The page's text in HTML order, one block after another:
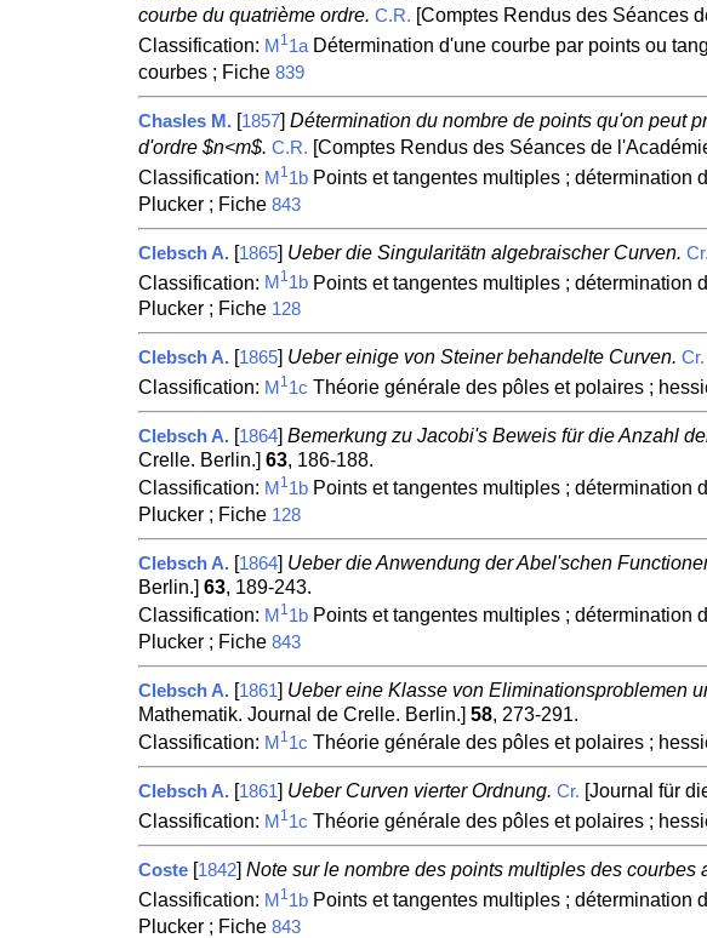
courbe du quatrième ordre. C.R. [Comptes Rendus des Séances
Classification: M 1 1aDétermination d'une courbe par points ou
courbes ; Fiche 839
Chasles M. [1857] Détermination du nombre de points qu'on peut
d'ordre $n<m$. C.R. [Comptes Rendus des Séances de
Classification: M1 1bPoints et tangentes multiples ; détermination
Plucker ; Fiche 843
Clebsch A. [1865] Ueber die Singularitätn algebraischer Curven. Cr.
Classification: M 11bPoints et tangentes multiples ; détermination
Plucker ; Fiche 128
Clebsch A. 1865] Ueber einige von Steiner behandelte Curven. Cr.
Classification: M 11c Théorie générale des pôles et polaires ;
Clebsch A. [1864] Bemerkung zu Jacobi's Beweis für die Anzahl
Crelle. Berlin.] 63, 186-188.
Classification: M 11bPoints et tangentes multiples ; détermination
Plucker ; Fiche 128
Clebsch A. [1864] Ueber die Anwendung der Abel'schen
Berlin.] 63, 189-243.
Classification: M 11bPoints et tangentes multiples ; détermination
Plucker ; Fiche 843
Clebsch A. [1861] Ueber eine Klasse von Eliminationsproblemen
Mathematik. Journal de Crelle. Berlin.] 58, 273-291.
Classification: M 11c Théorie générale des pôles et polaires ;
Clebsch A. [1861] Ueber Curven vierter Ordnung. Cr. [Journal für
Classification: M 11c Théorie générale des pôles et polaires ;
Coste [1842] Note sur le nombre des points multiples des courbes
Classification: M 11bPoints et tangentes multiples ; détermination
Plucker ; Fiche 843